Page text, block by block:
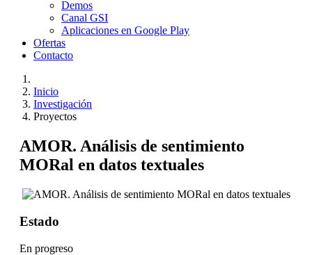
Demos
Canal GSI
Aplicaciones en Google Play
Ofertas
Contacto
Inicio
Investigación
Proyectos
AMOR. Análisis de sentimiento
MORal en datos textuales
Estado
En progreso